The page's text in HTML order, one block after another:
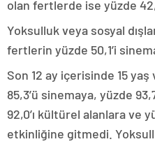
olan fertlerde ise yüzde
Yoksulluk veya sosyal
fertlerin yüzde 50,1’i
Son 12 ay içerisinde 15
85,3’ü sinemaya, yüzde
92,0’ı kültürel alanlara ve
etkinliğine gitmedi.